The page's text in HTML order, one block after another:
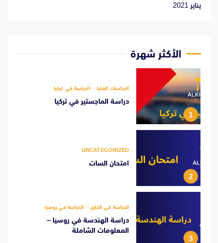
يناير 2021
الأكثر شهرة
1
الدراسات العليا الدراسة في تركيا
دراسة الماجستير في تركيا
2
UNCATEGORIZED
امتحان السات
3
الدراسة في الخارج الدراسة في روسيا
دراسة الهندسة في روسيا –
المعلومات الشاملة